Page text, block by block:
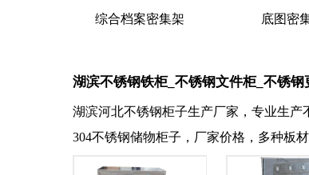
综合档案密集架 底图密
湖滨不锈钢铁柜_不锈钢文件柜_不锈
湖滨河北不锈钢柜子生产厂家，专业生产
304不锈钢储物柜子，厂家价格，多种板